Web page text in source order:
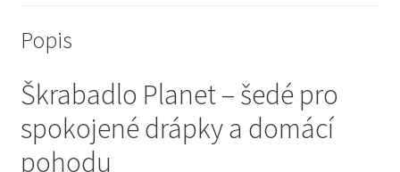
Royal Canin pro kočky
Škrabadla pro kočky
Veterinární dieta pro kočky
Popis
Škrabadlo Planet – šedé pro
spokojené drápky a domácí
pohodu